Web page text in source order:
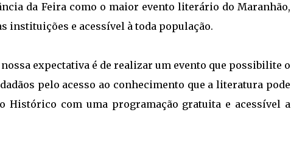
da Feira como o maior evento literário do Maranhão,
instituições e acessível à toda população.
expectativa é de realizar um evento que possibilite o
pelo acesso ao conhecimento que a literatura pode
Histórico com uma programação gratuita e acessível a